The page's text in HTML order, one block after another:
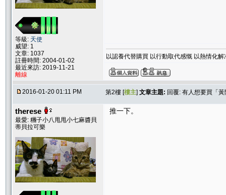
等級: 天使
威望: 1
文章: 1037
註冊時間: 2004-01-02
最近來訪: 2019-11-21
離線
以認養代替購買 以行動取代感慨 以熱情化解
2016-01-20 01:11 PM 第2樓 [樓主] 文章主題: 回覆: 有人想要買「
therese
最愛: 糰子小八甩甩小七麻醬貝
蒂貝拉可樂
推一下。